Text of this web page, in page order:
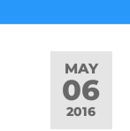
MAY
06
2016